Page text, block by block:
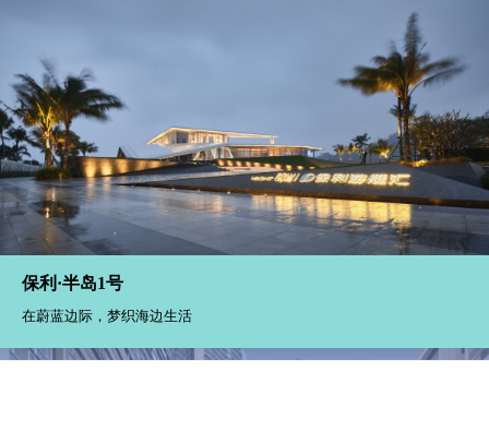
保利·半岛1号
在蔚蓝边际，梦织海边生活